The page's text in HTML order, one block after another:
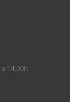
14.00h.